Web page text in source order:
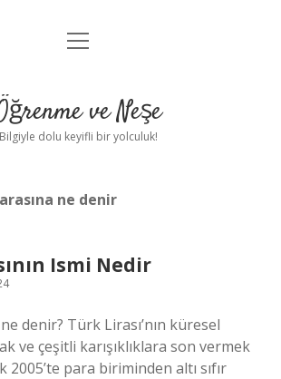
Anasayfa
Yasal Uyarı
menüyü
ve Neşe
Bilgiyle dolu keyifli bir yolculuk!
ne denir
Ismi Nedir
denir? Türk Lirası’nın küresel
ve çeşitli karışıklıklara son vermek
2005’te para biriminden altı sıfır